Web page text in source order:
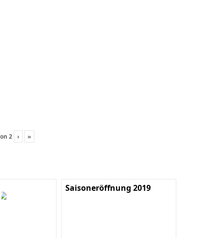
2 › »
Saisoneröffnung 2019